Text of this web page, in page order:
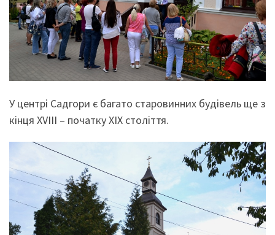
У центрі Садгори є багато старовинних будівель ще з
кінця XVIII – початку XIX століття.